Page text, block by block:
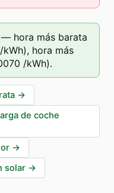
— hora más barata
/kWh), hora más
/kWh).
→
de coche
→
solar →